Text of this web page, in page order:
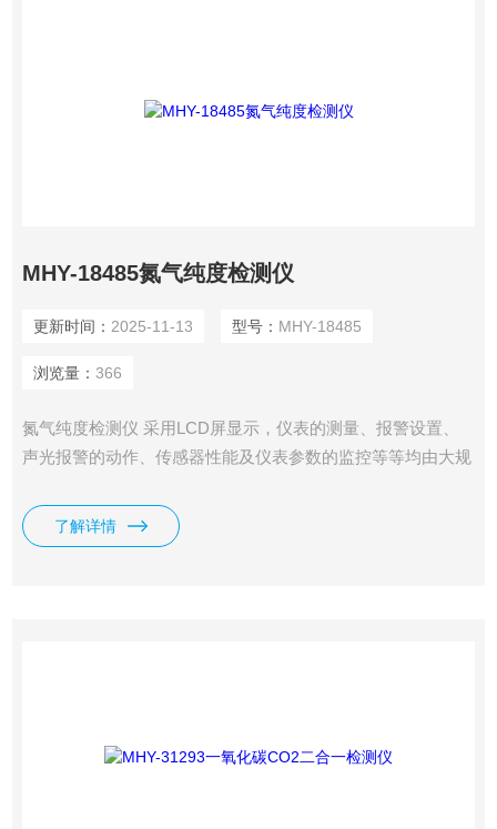
MHY-18485氮气纯度检测仪
更新时间： 2025-11-13 型号： MHY-18485
浏览量： 366
氮气纯度检测仪 采用LCD屏显示，仪表的测量、报警设置、
声光报警的动作、传感器性能及仪表参数的监控等等均由大规
了解详情